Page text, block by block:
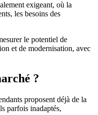
exigeant, où la
les besoins des
le potentiel de
et de modernisation, avec
?
proposent déjà de la
parfois inadaptés,